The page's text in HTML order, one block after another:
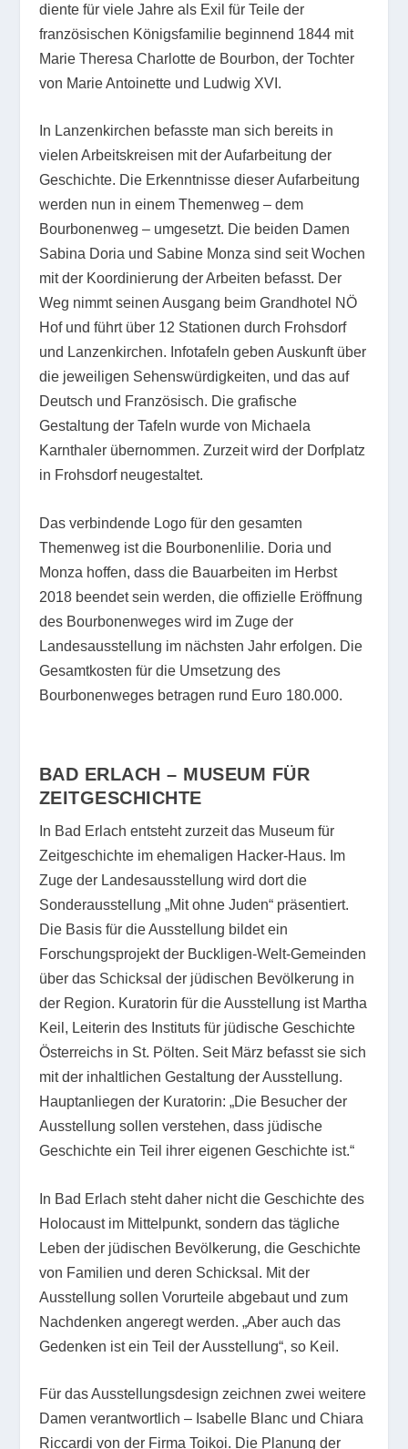
diente für viele Jahre als Exil für Teile der
französischen Königsfamilie beginnend 1844 mit
Marie Theresa Charlotte de Bourbon, der Tochter
von Marie Antoinette und Ludwig XVI.
In Lanzenkirchen befasste man sich bereits in
vielen Arbeitskreisen mit der Aufarbeitung der
Geschichte. Die Erkenntnisse dieser Aufarbeitung
werden nun in einem Themenweg – dem
Bourbonenweg – umgesetzt. Die beiden Damen
Sabina Doria und Sabine Monza sind seit Wochen
mit der Koordinierung der Arbeiten befasst. Der
Weg nimmt seinen Ausgang beim Grandhotel NÖ
Hof und führt über 12 Stationen durch Frohsdorf
und Lanzenkirchen. Infotafeln geben Auskunft über
die jeweiligen Sehenswürdigkeiten, und das auf
Deutsch und Französisch. Die grafische
Gestaltung der Tafeln wurde von Michaela
Karnthaler übernommen. Zurzeit wird der Dorfplatz
in Frohsdorf neugestaltet.
Das verbindende Logo für den gesamten
Themenweg ist die Bourbonenlilie. Doria und
Monza hoffen, dass die Bauarbeiten im Herbst
2018 beendet sein werden, die offizielle Eröffnung
des Bourbonenweges wird im Zuge der
Landesausstellung im nächsten Jahr erfolgen. Die
Gesamtkosten für die Umsetzung des
Bourbonenweges betragen rund Euro 180.000.
BAD ERLACH – MUSEUM FÜR
ZEITGESCHICHTE
In Bad Erlach entsteht zurzeit das Museum für
Zeitgeschichte im ehemaligen Hacker-Haus. Im
Zuge der Landesausstellung wird dort die
Sonderausstellung „Mit ohne Juden“ präsentiert.
Die Basis für die Ausstellung bildet ein
Forschungsprojekt der Buckligen-Welt-Gemeinden
über das Schicksal der jüdischen Bevölkerung in
der Region. Kuratorin für die Ausstellung ist Martha
Keil, Leiterin des Instituts für jüdische Geschichte
Österreichs in St. Pölten. Seit März befasst sie sich
mit der inhaltlichen Gestaltung der Ausstellung.
Hauptanliegen der Kuratorin: „Die Besucher der
Ausstellung sollen verstehen, dass jüdische
Geschichte ein Teil ihrer eigenen Geschichte ist.“
In Bad Erlach steht daher nicht die Geschichte des
Holocaust im Mittelpunkt, sondern das tägliche
Leben der jüdischen Bevölkerung, die Geschichte
von Familien und deren Schicksal. Mit der
Ausstellung sollen Vorurteile abgebaut und zum
Nachdenken angeregt werden. „Aber auch das
Gedenken ist ein Teil der Ausstellung“, so Keil.
Für das Ausstellungsdesign zeichnen zwei weitere
Damen verantwortlich – Isabelle Blanc und Chiara
Riccardi von der Firma Toikoi. Die Planung der